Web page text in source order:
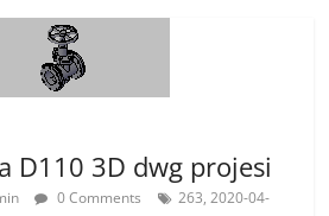
A
p
D110 3D dwg projesi
0 Comments
263, 2020-04-